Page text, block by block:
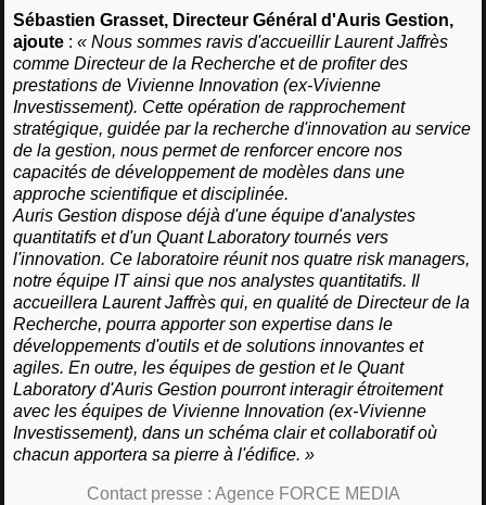
Sébastien Grasset, Directeur Général d'Auris Gestion,
ajoute : « Nous sommes ravis d'accueillir Laurent Jaffrès
comme Directeur de la Recherche et de profiter des
prestations de Vivienne Innovation (ex-Vivienne
Investissement). Cette opération de rapprochement
stratégique, guidée par la recherche d'innovation au service
de la gestion, nous permet de renforcer encore nos
capacités de développement de modèles dans une
approche scientifique et disciplinée.
Auris Gestion dispose déjà d'une équipe d'analystes
quantitatifs et d'un Quant Laboratory tournés vers
l'innovation. Ce laboratoire réunit nos quatre risk managers,
notre équipe IT ainsi que nos analystes quantitatifs. Il
accueillera Laurent Jaffrès qui, en qualité de Directeur de la
Recherche, pourra apporter son expertise dans le
développements d'outils et de solutions innovantes et
agiles. En outre, les équipes de gestion et le Quant
Laboratory d'Auris Gestion pourront interagir étroitement
avec les équipes de Vivienne Innovation (ex-Vivienne
Investissement), dans un schéma clair et collaboratif où
chacun apportera sa pierre à l'édifice. »
Contact presse : Agence FORCE MEDIA